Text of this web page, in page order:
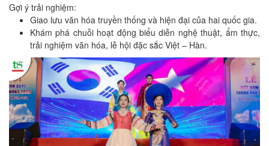
Gợi ý trải nghiệm:
Giao lưu văn hóa truyền thống và hiện đại của hai quốc gia.
Khám phá chuỗi hoạt động biểu diễn nghệ thuật, ẩm thực,
trải nghiệm văn hóa, lễ hội đặc sắc Việt – Hàn.